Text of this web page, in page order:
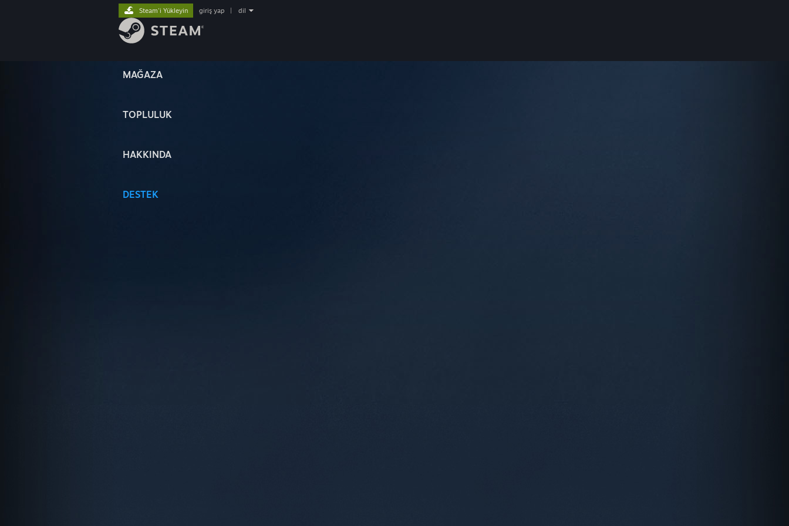
MAĞAZA
TOPLULUK
HAKKINDA
DESTEK
Steam'i Yükleyin giriş yap dil